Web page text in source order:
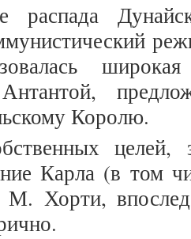
распада
Королю.
Карла (в том
М. Хорти,